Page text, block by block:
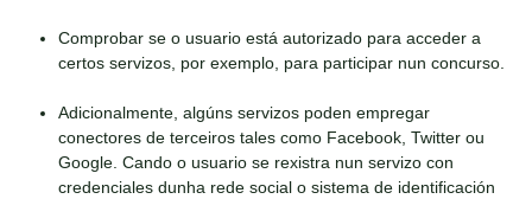
Comprobar se o usuario está autorizado para acceder a
certos servizos, por exemplo, para participar nun concurso.
Adicionalmente, algúns servizos poden empregar
conectores de terceiros tales como Facebook, Twitter ou
Google. Cando o usuario se rexistra nun servizo con
credenciales dunha rede social o sistema de identificación